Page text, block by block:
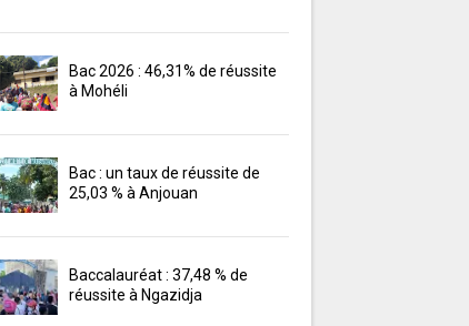
Bac 2026 : 46,31% de réussite
à Mohéli
Bac : un taux de réussite de
25,03 % à Anjouan
Baccalauréat : 37,48 % de
réussite à Ngazidja